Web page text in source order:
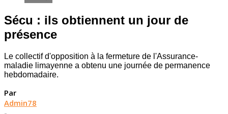
Sécu : ils obtiennent un jour de
présence
Le collectif d'opposition à la fermeture de l'Assurance-
maladie limayenne a obtenu une journée de permanence
hebdomadaire.
Par
Admin78